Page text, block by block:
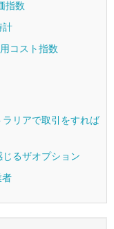
指数
コスト指数
リアで取引をすれば
るザオプション
者